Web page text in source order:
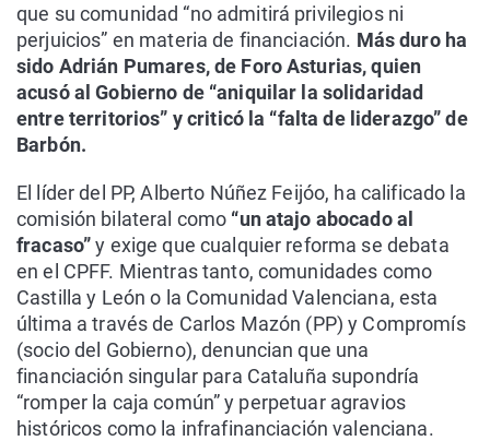
que su comunidad “no admitirá privilegios ni
perjuicios” en materia de financiación. Más duro ha
sido Adrián Pumares, de Foro Asturias, quien
acusó al Gobierno de “aniquilar la solidaridad
entre territorios” y criticó la “falta de liderazgo” de
Barbón.
El líder del PP, Alberto Núñez Feijóo, ha calificado la
comisión bilateral como “un atajo abocado al
fracaso”y exige que cualquier reforma se debata
en el CPFF. Mientras tanto, comunidades como
Castilla y León o la Comunidad Valenciana, esta
última a través de Carlos Mazón (PP) y Compromís
(socio del Gobierno), denuncian que una
financiación singular para Cataluña supondría
“romper la caja común” y perpetuar agravios
históricos como la infrafinanciación valenciana.